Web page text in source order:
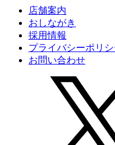
店舗案内
おしながき
採用情報
プライバシーポリシ
お問い合わせ